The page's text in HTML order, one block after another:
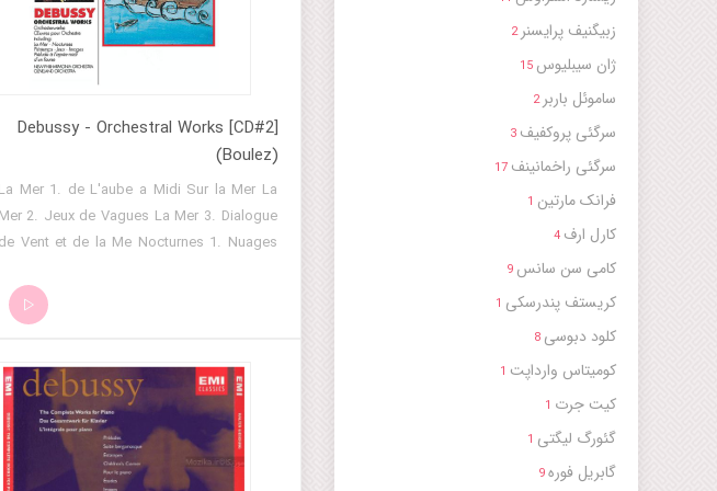
زبیگنیف پرایسنر 2
ژان سیبلیوس
ساموئل باربر 2
سرگئی پروکفیف
سرگئی راخمانینف
فرانک مارتین
کارل ارف
کامی سن سانس
کریستف پندرسکی
کلود دبوسی
کومیتاس وارداپت
کیت جرت
گئورگ لیگتی
گابریل فوره
Debussy - Orchestral Works [CD#2]
(Boulez)
La Mer 1. de L'aube a Midi Sur la Mer La
Mer 2. Jeux de Vagues La Mer 3. Dialogue
de Vent et de la Me Nocturnes 1. Nuages
Printemps 1. Tres Modere Printemps 2.
Modere Rhapsody For Clarinet & Orchestra